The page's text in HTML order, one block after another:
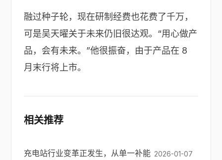
融过种子轮，现在研制经费也花费了千万，
可是吴天曜关于未来仍旧很达观。“用心做产
品，会有未来。”他很振奋，由于产品在 8
月末行将上市。
相关推荐
充电站行业变革正发生，从单一补能 2026-01-07